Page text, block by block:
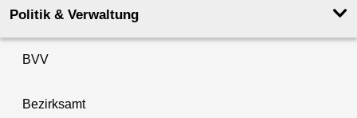
Politik & Verwaltung
BVV
Bezirksamt